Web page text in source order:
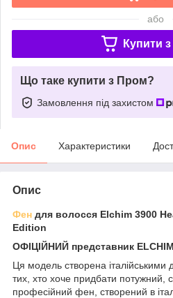
або
Купити з
Що таке купити з Пром?
Замовлення під захистом
Опис Характеристики
Опис
Фен для волосся Elchim 3900
Edition
ОФІЦІЙНИЙ представник ELCHIM
Ця модель створена
тих, хто хоче придбати потужний,
професійний фен, створений в